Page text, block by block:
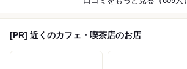
[PR] 近くのカフェ・喫茶店のお店